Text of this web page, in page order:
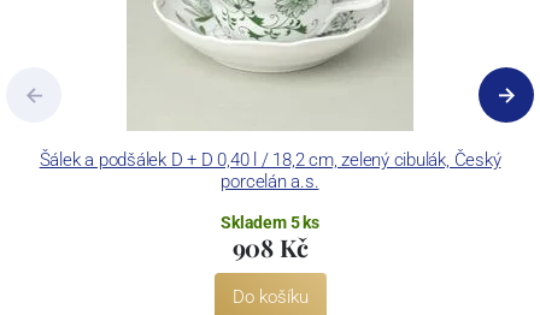
Šálek a podšálek D + D 0,40 l / 18,2 cm, zelený cibulák, Český
porcelán a.s.
Skladem 5 ks
908 Kč
Do košíku